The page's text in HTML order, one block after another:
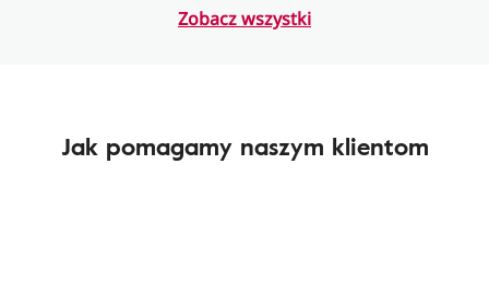
Zobacz wszystki
Jak pomagamy naszym klientom